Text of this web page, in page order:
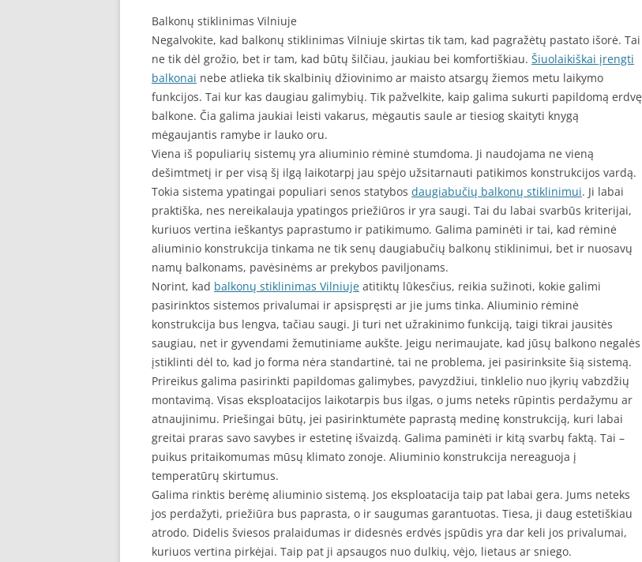
Balkonų stiklinimas Vilniuje
Negalvokite, kad balkonų stiklinimas Vilniuje skirtas tik tam, kad pagražėtų pastato išorė. Tai
ne tik dėl grožio, bet ir tam, kad būtų šilčiau, jaukiau bei komfortiškiau. Šiuolaikiškai įrengti
balkonai nebe atlieka tik skalbinių džiovinimo ar maisto atsargų žiemos metu laikymo
funkcijos. Tai kur kas daugiau galimybių. Tik pažvelkite, kaip galima sukurti papildomą erdvę
balkone. Čia galima jaukiai leisti vakarus, mėgautis saule ar tiesiog skaityti knygą
mėgaujantis ramybe ir lauko oru.
Viena iš populiarių sistemų yra aliuminio rėminė stumdoma. Ji naudojama ne vieną
dešimtmetį ir per visą šį ilgą laikotarpį jau spėjo užsitarnauti patikimos konstrukcijos vardą.
Tokia sistema ypatingai populiari senos statybos daugiabučių balkonų stiklinimui. Ji labai
praktiška, nes nereikalauja ypatingos priežiūros ir yra saugi. Tai du labai svarbūs kriterijai,
kuriuos vertina ieškantys paprastumo ir patikimumo. Galima paminėti ir tai, kad rėminė
aliuminio konstrukcija tinkama ne tik senų daugiabučių balkonų stiklinimui, bet ir nuosavų
namų balkonams, pavėsinėms ar prekybos paviljonams.
Norint, kad balkonų stiklinimas Vilniuje atitiktų lūkesčius, reikia sužinoti, kokie galimi
pasirinktos sistemos privalumai ir apsispręsti ar jie jums tinka. Aliuminio rėminė
konstrukcija bus lengva, tačiau saugi. Ji turi net užrakinimo funkciją, taigi tikrai jausitės
saugiau, net ir gyvendami žemutiniame aukšte. Jeigu nerimaujate, kad jūsų balkono negalės
įstiklinti dėl to, kad jo forma nėra standartinė, tai ne problema, jei pasirinksite šią sistemą.
Prireikus galima pasirinkti papildomas galimybes, pavyzdžiui, tinklelio nuo įkyrių vabzdžių
montavimą. Visas eksploatacijos laikotarpis bus ilgas, o jums neteks rūpintis perdažymu ar
atnaujinimu. Priešingai būtų, jei pasirinktumėte paprastą medinę konstrukciją, kuri labai
greitai praras savo savybes ir estetinę išvaizdą. Galima paminėti ir kitą svarbų faktą. Tai –
puikus pritaikomumas mūsų klimato zonoje. Aliuminio konstrukcija nereaguoja į
temperatūrų skirtumus.
Galima rinktis berėmę aliuminio sistemą. Jos eksploatacija taip pat labai gera. Jums neteks
jos perdažyti, priežiūra bus paprasta, o ir saugumas garantuotas. Tiesa, ji daug estetiškiau
atrodo. Didelis šviesos pralaidumas ir didesnės erdvės įspūdis yra dar keli jos privalumai,
kuriuos vertina pirkėjai. Taip pat ji apsaugos nuo dulkių, vėjo, lietaus ar sniego.